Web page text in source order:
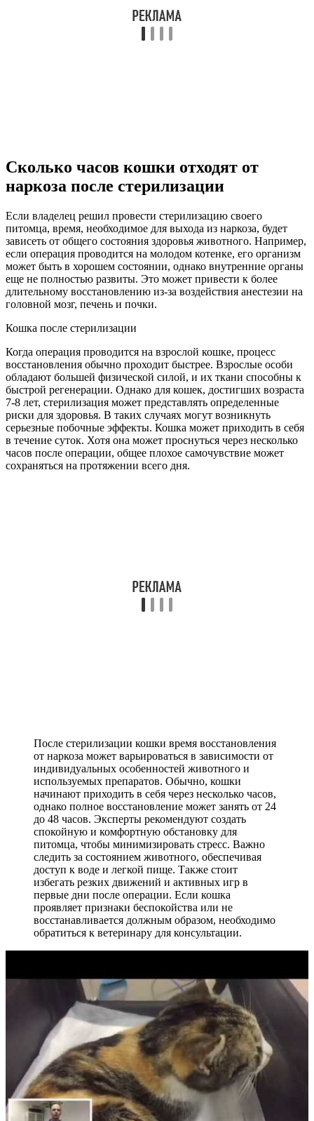
Сколько часов кошки отходят от
наркоза после стерилизации
Если владелец решил провести стерилизацию своего
питомца, время, необходимое для выхода из наркоза, будет
зависеть от общего состояния здоровья животного. Например,
если операция проводится на молодом котенке, его организм
может быть в хорошем состоянии, однако внутренние органы
еще не полностью развиты. Это может привести к более
длительному восстановлению из-за воздействия анестезии на
головной мозг, печень и почки.
Кошка после стерилизации
Когда операция проводится на взрослой кошке, процесс
восстановления обычно проходит быстрее. Взрослые особи
обладают большей физической силой, и их ткани способны к
быстрой регенерации. Однако для кошек, достигших возраста
7-8 лет, стерилизация может представлять определенные
риски для здоровья. В таких случаях могут возникнуть
серьезные побочные эффекты. Кошка может приходить в себя
в течение суток. Хотя она может проснуться через несколько
часов после операции, общее плохое самочувствие может
сохраняться на протяжении всего дня.
После стерилизации кошки время восстановления
от наркоза может варьироваться в зависимости от
индивидуальных особенностей животного и
используемых препаратов. Обычно, кошки
начинают приходить в себя через несколько часов,
однако полное восстановление может занять от 24
до 48 часов. Эксперты рекомендуют создать
спокойную и комфортную обстановку для
питомца, чтобы минимизировать стресс. Важно
следить за состоянием животного, обеспечивая
доступ к воде и легкой пище. Также стоит
избегать резких движений и активных игр в
первые дни после операции. Если кошка
проявляет признаки беспокойства или не
восстанавливается должным образом, необходимо
обратиться к ветеринару для консультации.